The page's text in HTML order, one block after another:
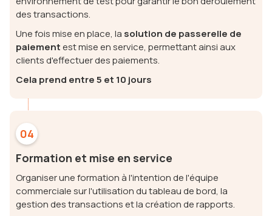
des transactions.
Une fois mise en place, la solution de passerelle de
paiementest mise en service, permettant ainsi aux
clients d'effectuer des paiements.
Cela prend entre 5 et 10 jours
04
Formation et mise en service
Organiser une formation à l'intention de l'équipe
commerciale sur l'utilisation du tableau de bord, la
gestion des transactions et la création de rapports.